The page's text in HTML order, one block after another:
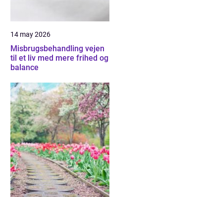
14 may 2026
Misbrugsbehandling vejen
til et liv med mere frihed og
balance